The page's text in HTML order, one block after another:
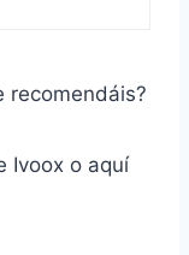
recomendáis?
Ivoox o aquí